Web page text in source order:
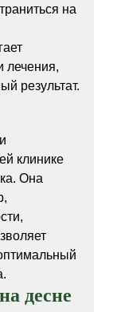
на
лечения,
результат.
клинике
Она
десне